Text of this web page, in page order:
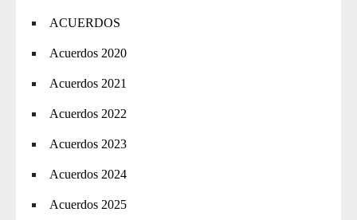
ACUERDOS
Acuerdos 2020
Acuerdos 2021
Acuerdos 2022
Acuerdos 2023
Acuerdos 2024
Acuerdos 2025